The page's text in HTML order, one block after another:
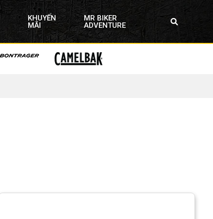
KHUYẾN
MÃI
MR BIKER
ADVENTURE